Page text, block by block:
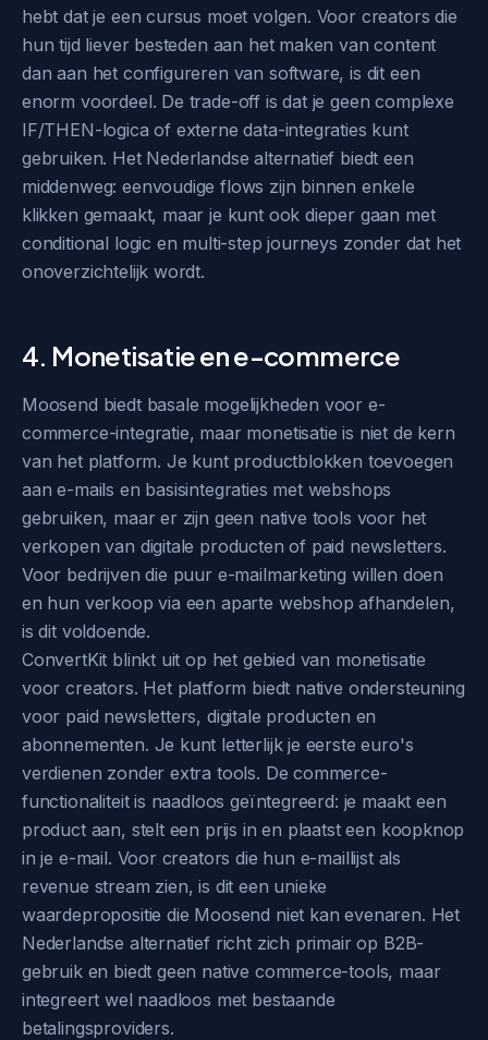
hebt dat je een cursus moet volgen. Voor creators die
hun tijd liever besteden aan het maken van content
dan aan het configureren van software, is dit een
enorm voordeel. De trade-off is dat je geen complexe
IF/THEN-logica of externe data-integraties kunt
gebruiken. Het Nederlandse alternatief biedt een
middenweg: eenvoudige flows zijn binnen enkele
klikken gemaakt, maar je kunt ook dieper gaan met
conditional logic en multi-step journeys zonder dat het
onoverzichtelijk wordt.
4. Monetisatie en e-commerce
Moosend biedt basale mogelijkheden voor e-
commerce-integratie, maar monetisatie is niet de kern
van het platform. Je kunt productblokken toevoegen
aan e-mails en basisintegraties met webshops
gebruiken, maar er zijn geen native tools voor het
verkopen van digitale producten of paid newsletters.
Voor bedrijven die puur e-mailmarketing willen doen
en hun verkoop via een aparte webshop afhandelen,
is dit voldoende.
ConvertKit blinkt uit op het gebied van monetisatie
voor creators. Het platform biedt native ondersteuning
voor paid newsletters, digitale producten en
abonnementen. Je kunt letterlijk je eerste euro's
verdienen zonder extra tools. De commerce-
functionaliteit is naadloos geïntegreerd: je maakt een
product aan, stelt een prijs in en plaatst een koopknop
in je e-mail. Voor creators die hun e-maillijst als
revenue stream zien, is dit een unieke
waardepropositie die Moosend niet kan evenaren. Het
Nederlandse alternatief richt zich primair op B2B-
gebruik en biedt geen native commerce-tools, maar
integreert wel naadloos met bestaande
betalingsproviders.